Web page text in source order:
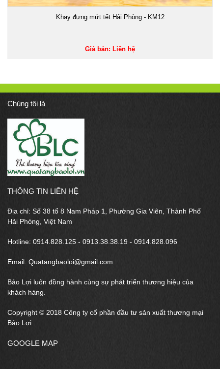
Khay đựng mứt tết Hải Phòng - KM12
Giá bán: Liên hệ
Chúng tôi là
THÔNG TIN LIÊN HỆ
Địa chỉ: Số 38 tổ 8 Nam Pháp 1, Phường Gia Viên, Thành Phố
Hải Phòng, Việt Nam
Hotline: 0914.828.125 - 0913.38.38.19 - 0914.828.096
Email: Quatangbaoloi@gmail.com
Bảo Lợi luôn đồng hành cùng sự phát triển thương hiệu của
khách hàng.
Copyright © 2018 Công ty cổ phần đầu tư sản xuất thương mại
Bảo Lợi
GOOGLE MAP